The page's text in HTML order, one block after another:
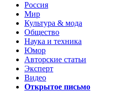
Россия
Мир
Культура & мода
Общество
Наука и техника
Юмор
Авторские статьи
Эксперт
Видео
Открытое письмо